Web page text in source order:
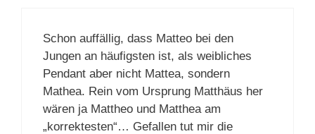
Schon auffällig, dass Matteo bei den
Jungen an häufigsten ist, als weibliches
Pendant aber nicht Mattea, sondern
Mathea. Rein vom Ursprung Matthäus her
wären ja Mattheo und Matthea am
„korrektesten“… Gefallen tut mir die